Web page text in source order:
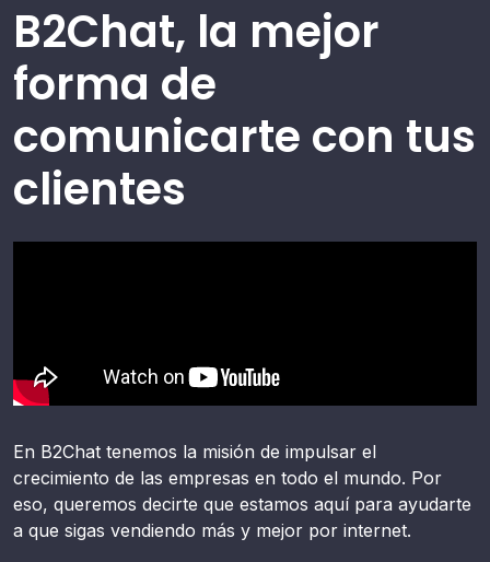
B2Chat, la mejor
forma de
comunicarte con tus
clientes
En B2Chat tenemos la misión de impulsar el
crecimiento de las empresas en todo el mundo. Por
eso, queremos decirte que estamos aquí para ayudarte
a que sigas vendiendo más y mejor por internet.